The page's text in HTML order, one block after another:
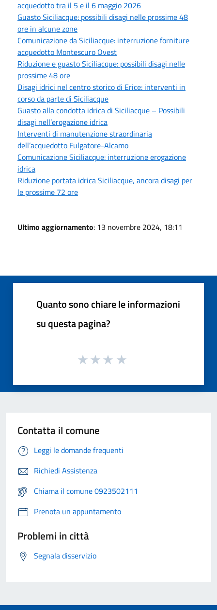
acquedotto tra il 5 e il 6 maggio 2026
Guasto Siciliacque: possibili disagi nelle prossime 48
ore in alcune zone
Comunicazione da Siciliacque: interruzione forniture
acquedotto Montescuro Ovest
Riduzione e guasto Siciliacque: possibili disagi nelle
prossime 48 ore
Disagi idrici nel centro storico di Erice: interventi in
corso da parte di Siciliacque
Guasto alla condotta idrica di Siciliacque – Possibili
disagi nell’erogazione idrica
Interventi di manutenzione straordinaria
dell’acquedotto Fulgatore-Alcamo
Comunicazione Siciliacque: interruzione erogazione
idrica
Riduzione portata idrica Siciliacque, ancora disagi per
le prossime 72 ore
Ultimo aggiornamento: 13 novembre 2024, 18:11
Quanto sono chiare le informazioni
su questa pagina?
Contatta il comune
Leggi le domande frequenti
Richiedi Assistenza
Chiama il comune 0923502111
Prenota un appuntamento
Problemi in città
Segnala disservizio